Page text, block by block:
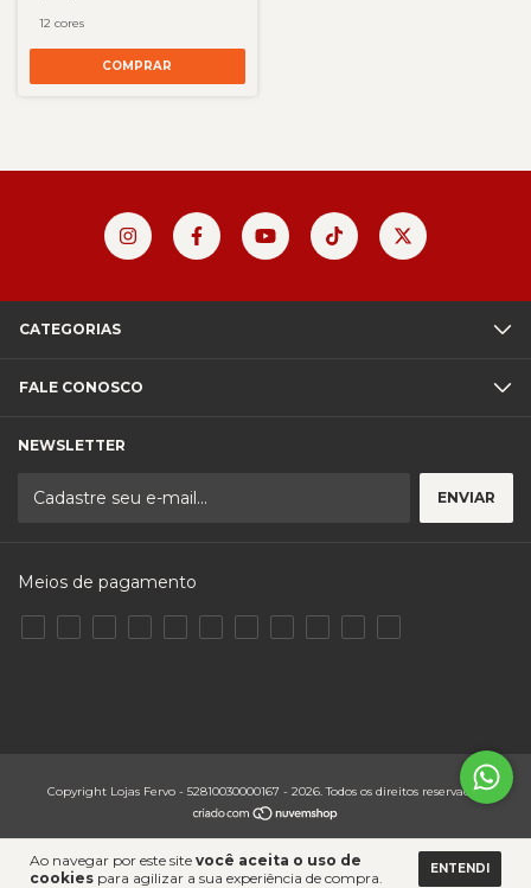
Ao navegar por este site você aceita o uso de
cookies para agilizar a sua experiência de compra.
ENTENDI
12 cores
COMPRAR
CATEGORIAS
FALE CONOSCO
NEWSLETTER
Meios de pagamento
Copyright Lojas Fervo - 52810030000167 - 2026. Todos os direitos reservados.